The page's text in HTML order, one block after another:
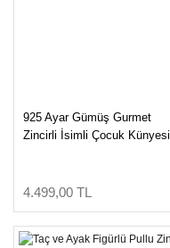
925 Ayar Gümüş Gurmet
Zincirli İsimli Çocuk Künyesi
4.499,00 TL